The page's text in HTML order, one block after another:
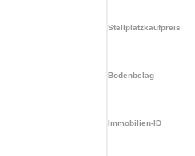
Stellplatzkaufpreis
Bodenbelag
Immobilien-ID